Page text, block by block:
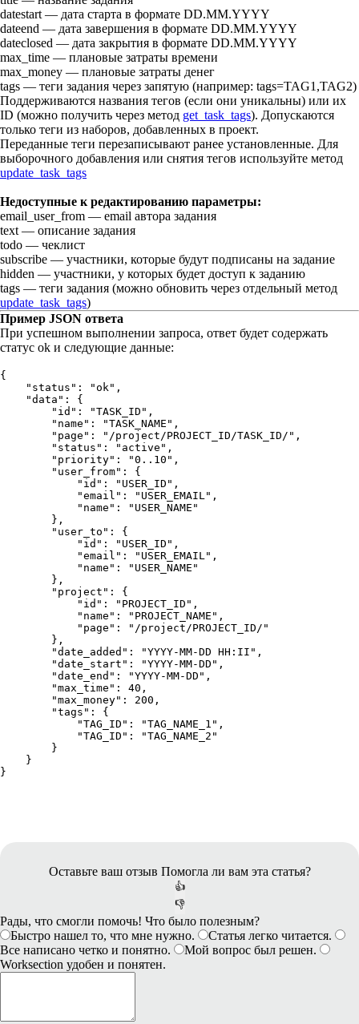
datestart — дата старта в формате DD.MM.YYYY
dateend — дата завершения в формате DD.MM.YYYY
dateclosed — дата закрытия в формате DD.MM.YYYY
max_time — плановые затраты времени
max_money — плановые затраты денег
tags — теги задания через запятую (например: tags=TAG1,TAG2)
Поддерживаются названия тегов (если они уникальны) или их
ID (можно получить через метод get_task_tags). Допускаются
только теги из наборов, добавленных в проект.
Переданные теги перезаписывают ранее установленные. Для
выборочного добавления или снятия тегов используйте метод
update_task_tags
Недоступные к редактированию параметры:
email_user_from — email автора задания
text — описание задания
todo — чеклист
subscribe — участники, которые будут подписаны на задание
hidden — участники, у которых будет доступ к заданию
tags — теги задания (можно обновить через отдельный метод
update_task_tags)
Пример JSON ответа
При успешном выполнении запроса, ответ будет содержать
статус ok и следующие данные:
{
"status": "ok",
"data": {
"id": "TASK_ID",
"name": "TASK_NAME",
"page": "/project/PROJECT_ID/TASK_ID/",
"status": "active",
"priority": "0..10",
"user_from": {
"email": "USER_EMAIL",
"name": "USER_NAME"
},
"user_to": {
"email": "USER_EMAIL",
"name": "USER_NAME"
},
"project": {
"id": "PROJECT_ID",
"name": "PROJECT_NAME",
"page": "/project/PROJECT_ID/"
},
"date_added": "YYYY-MM-DD HH:II",
"date_start": "YYYY-MM-DD",
"date_end": "YYYY-MM-DD",
        "max_time": 40,
        "max_money": 200,
        "tags": {
"TAG_ID": "TAG_NAME_1",
"TAG_ID": "TAG_NAME_2"
        }
}
}
Оставьте ваш отзыв Помогла ли вам эта статья?
👍
👎
Рады, что смогли помочь! Что было полезным?
Быстро нашел то, что мне нужно.
Статья легко читается.
Все написано четко и понятно.
Мой вопрос был решен.
Worksection удобен и понятен.